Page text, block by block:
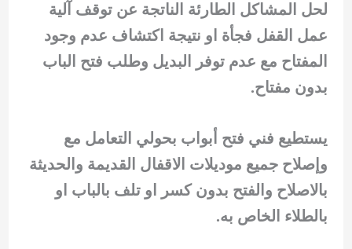
لحل المشاكل الطارئة الناتجة عن توقف آلية
عمل القفل فجأة او نتيجة اكتشاف عدم وجود
المفتاح مع عدم توفر البديل وطلب فتح الباب
بدون مفتاح.
يستطيع فني فتح أبواب بحولي التعامل مع
وإصلاح جميع موديلات الاقفال القديمة والحديثة
بالاصلاح والفتح بدون كسر او تلف بالباب او
بالطلاء الخاص به.